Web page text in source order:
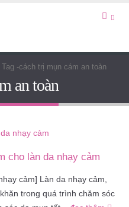
Tag -cách trị mụn cám an toàn
an toàn
cho làn da nhạy cảm
cảm] Làn da nhạy cảm,
trong quá trình chăm sóc